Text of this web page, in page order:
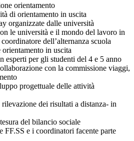
orientamento
di orientamento in uscita
organizzate dalle università
le università e il mondo del lavoro in
dell’alternanza scuola
in uscita
esperti per gli studenti del 4 e 5 anno
con la commissione viaggi,
progettuale delle attività
dei risultati a distanza- in
del bilancio sociale
FF.SS e i coordinatori facente parte